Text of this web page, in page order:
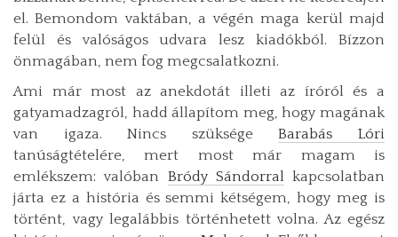
el. Bemondom vaktában, a végén maga kerül majd
felül és valóságos udvara lesz kiadókból. Bízzon
önmagában, nem fog megcsalatkozni.
Ami már most az anekdotát illeti az íróról és a
gatyamadzagról, hadd állapítom meg, hogy magának
van igaza. Nincs szükségeBarabás Lóri
tanúságtételére, mert most már magam is
emlékszem: valóban Bródy Sándorral kapcsolatban
járta ez a história és semmi kétségem, hogy meg is
történt, vagy legalábbis történhetett volna. Az egész